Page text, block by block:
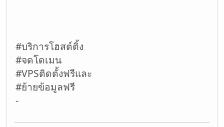
#บริการโฮสต์ติ้ง
#จดโดเมน
#VPSติดตั้งฟรีและ
#ย้ายข้อมูลฟรี
-